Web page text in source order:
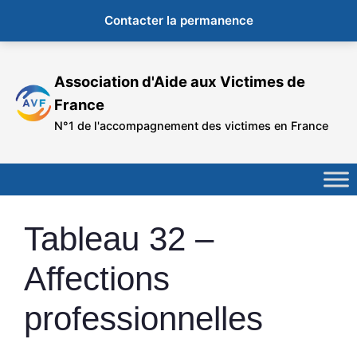
contenu
Contacter la permanence
Association d'Aide aux Victimes de
France
N°1 de l'accompagnement des victimes en France
Tableau 32 –
Affections
professionnelles